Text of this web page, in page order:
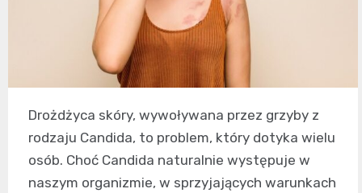
Drożdżyca skóry, wywoływana przez grzyby z
rodzaju Candida, to problem, który dotyka wielu
osób. Choć Candida naturalnie występuje w
naszym organizmie, w sprzyjających warunkach